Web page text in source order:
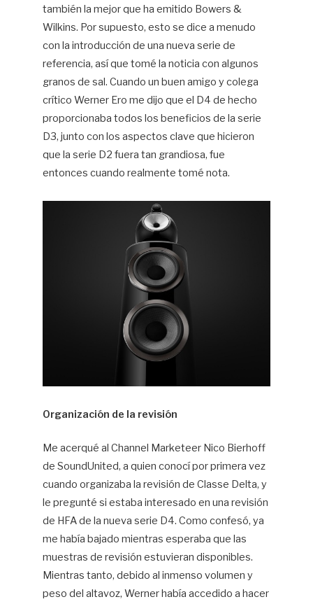
también la mejor que ha emitido Bowers &
Wilkins. Por supuesto, esto se dice a menudo
con la introducción de una nueva serie de
referencia, así que tomé la noticia con algunos
granos de sal. Cuando un buen amigo y colega
crítico Werner Ero me dijo que el D4 de hecho
proporcionaba todos los beneficios de la serie
D3, junto con los aspectos clave que hicieron
que la serie D2 fuera tan grandiosa, fue
entonces cuando realmente tomé nota.
Organización de la revisión
Me acerqué al Channel Marketeer Nico Bierhoff
de SoundUnited, a quien conocí por primera vez
cuando organizaba la revisión de Classe Delta, y
le pregunté si estaba interesado en una revisión
de HFA de la nueva serie D4. Como confesó, ya
me había bajado mientras esperaba que las
muestras de revisión estuvieran disponibles.
Mientras tanto, debido al inmenso volumen y
peso del altavoz, Werner había accedido a hacer